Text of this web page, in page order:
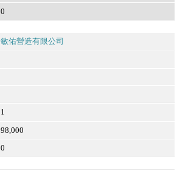
0
敏佑營造有限公司
1
98,000
0